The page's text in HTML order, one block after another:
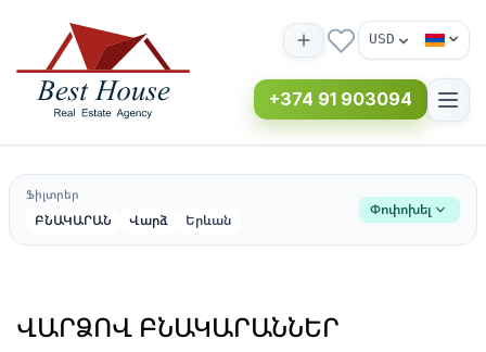
USD
+374 91 903094
Ֆիլտրեր
ԲՆԱԿԱՐԱՆ Վարձ Երևան
Փոփոխել
ՎԱՐՁՈՎ ԲՆԱԿԱՐԱՆՆԵՐ